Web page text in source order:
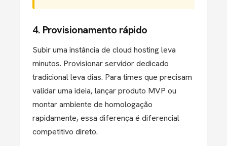
4. Provisionamento rápido
Subir uma instância de cloud hosting leva
minutos. Provisionar servidor dedicado
tradicional leva dias. Para times que precisam
validar uma ideia, lançar produto MVP ou
montar ambiente de homologação
rapidamente, essa diferença é diferencial
competitivo direto.